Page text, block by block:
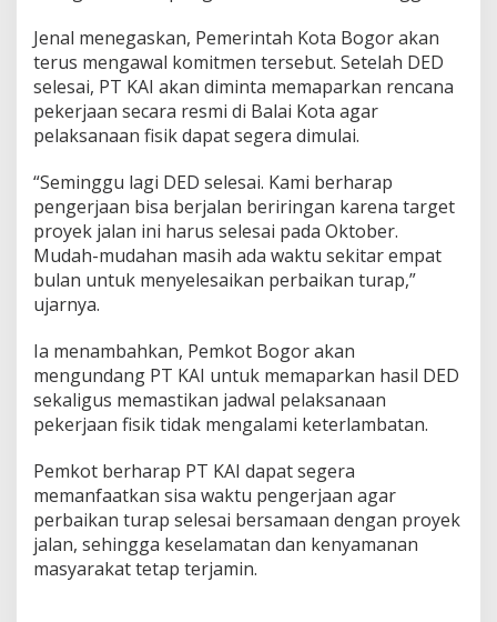
Jenal menegaskan, Pemerintah Kota Bogor akan
terus mengawal komitmen tersebut. Setelah DED
selesai, PT KAI akan diminta memaparkan rencana
pekerjaan secara resmi di Balai Kota agar
pelaksanaan fisik dapat segera dimulai.
“Seminggu lagi DED selesai. Kami berharap
pengerjaan bisa berjalan beriringan karena target
proyek jalan ini harus selesai pada Oktober.
Mudah-mudahan masih ada waktu sekitar empat
bulan untuk menyelesaikan perbaikan turap,”
ujarnya.
Ia menambahkan, Pemkot Bogor akan
mengundang PT KAI untuk memaparkan hasil DED
sekaligus memastikan jadwal pelaksanaan
pekerjaan fisik tidak mengalami keterlambatan.
Pemkot berharap PT KAI dapat segera
memanfaatkan sisa waktu pengerjaan agar
perbaikan turap selesai bersamaan dengan proyek
jalan, sehingga keselamatan dan kenyamanan
masyarakat tetap terjamin.